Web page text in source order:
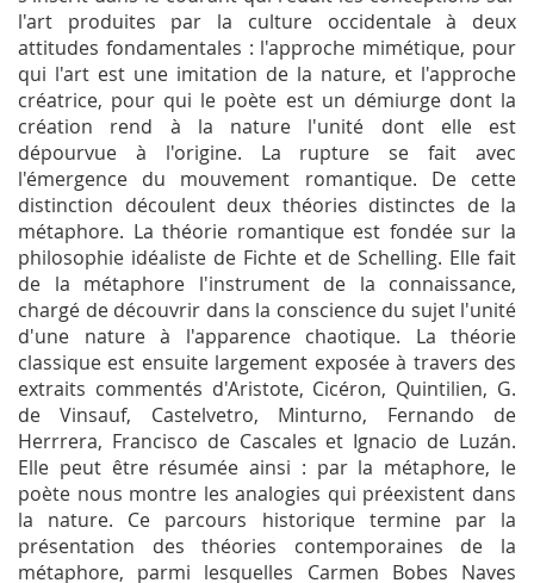
l'art produites par la culture occidentale à deux
attitudes fondamentales : l'approche mimétique, pour
qui l'art est une imitation de la nature, et l'approche
créatrice, pour qui le poète est un démiurge dont la
création rend à la nature l'unité dont elle est
dépourvue à l'origine. La rupture se fait avec
l'émergence du mouvement romantique. De cette
distinction découlent deux théories distinctes de la
métaphore. La théorie romantique est fondée sur la
philosophie idéaliste de Fichte et de Schelling. Elle fait
de la métaphore l'instrument de la connaissance,
chargé de découvrir dans la conscience du sujet l'unité
d'une nature à l'apparence chaotique. La théorie
classique est ensuite largement exposée à travers des
extraits commentés d'Aristote, Cicéron, Quintilien, G.
de Vinsauf, Castelvetro, Minturno, Fernando de
Herrrera, Francisco de Cascales et Ignacio de Luzán.
Elle peut être résumée ainsi : par la métaphore, le
poète nous montre les analogies qui préexistent dans
la nature. Ce parcours historique termine par la
présentation des théories contemporaines de la
métaphore, parmi lesquelles Carmen Bobes Naves